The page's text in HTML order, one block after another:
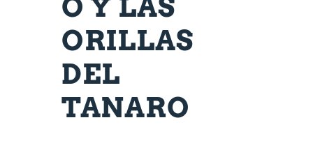
O Y LAS
ORILLAS
DEL
TANARO